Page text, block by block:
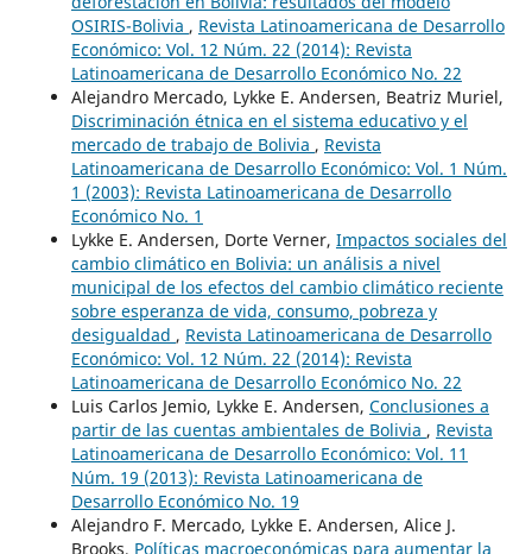
OSIRIS-Bolivia , Revista Latinoamericana de Desarrollo
Económico: Vol. 12 Núm. 22 (2014): Revista
Latinoamericana de Desarrollo Económico No. 22
Alejandro Mercado, Lykke E. Andersen, Beatriz Muriel,
Discriminación étnica en el sistema educativo y el
mercado de trabajo de Bolivia , Revista
Latinoamericana de Desarrollo Económico: Vol. 1 Núm.
1 (2003): Revista Latinoamericana de Desarrollo
Económico No. 1
Lykke E. Andersen, Dorte Verner, Impactos sociales del
cambio climático en Bolivia: un análisis a nivel
municipal de los efectos del cambio climático reciente
sobre esperanza de vida, consumo, pobreza y
desigualdad , Revista Latinoamericana de Desarrollo
Económico: Vol. 12 Núm. 22 (2014): Revista
Latinoamericana de Desarrollo Económico No. 22
Luis Carlos Jemio, Lykke E. Andersen, Conclusiones a
partir de las cuentas ambientales de Bolivia , Revista
Latinoamericana de Desarrollo Económico: Vol. 11
Núm. 19 (2013): Revista Latinoamericana de
Desarrollo Económico No. 19
Alejandro F. Mercado, Lykke E. Andersen, Alice J.
Brooks, Políticas macroeconómicas para aumentar la